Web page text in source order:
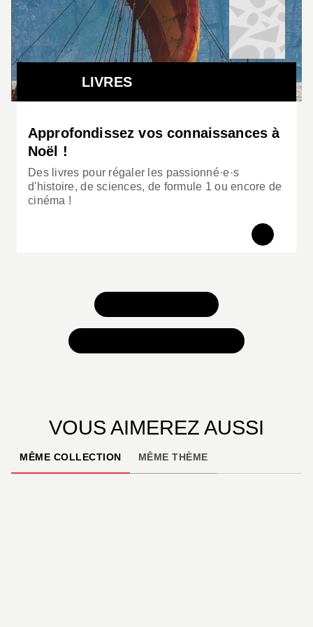
Russell révélant pour la première fois en 1797 la
face cachée de la Lune.
Le livre ne manque pas d’interroger l’impact des
technologies modernes dans la diffusion des
informations, du GPS aux réseaux sociaux.
Aujourd’hui, est-il plus facile ou plus difficile de
garder le secret ?
LIVRES
Approfondissez vos connaissances à
Noël !
Des livres pour régaler les passionné·e·s
d'histoire, de sciences, de formule 1 ou encore de
cinéma !
VOUS AIMEREZ AUSSI
MÊME COLLECTION MÊME THÈME